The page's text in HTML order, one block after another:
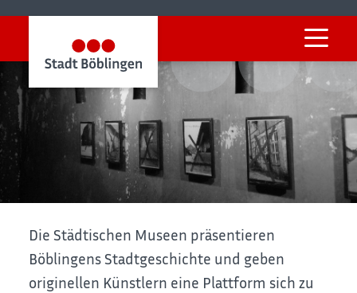
Startseite Freizeit & Kultur
Kultur
Museen und Galerie
Museen und Galerie
Die Städtischen Museen präsentieren
Böblingens Stadtgeschichte und geben
originellen Künstlern eine Plattform sich zu